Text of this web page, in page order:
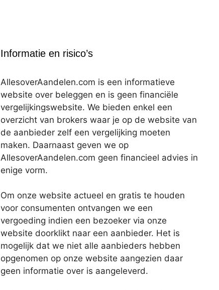
Informatie en risico’s
AllesoverAandelen.com is een informatieve
website over beleggen en is geen financiële
vergelijkingswebsite. We bieden enkel een
overzicht van brokers waar je op de website van
de aanbieder zelf een vergelijking moeten
maken. Daarnaast geven we op
AllesoverAandelen.com geen financieel advies in
enige vorm.
Om onze website actueel en gratis te houden
voor consumenten ontvangen we een
vergoeding indien een bezoeker via onze
website doorklikt naar een aanbieder. Het is
mogelijk dat we niet alle aanbieders hebben
opgenomen op onze website aangezien daar
geen informatie over is aangeleverd.